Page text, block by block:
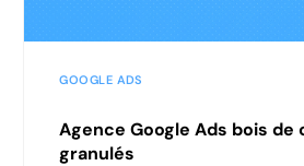
GOOGLE ADS
Agence Google Ads bois
granulés